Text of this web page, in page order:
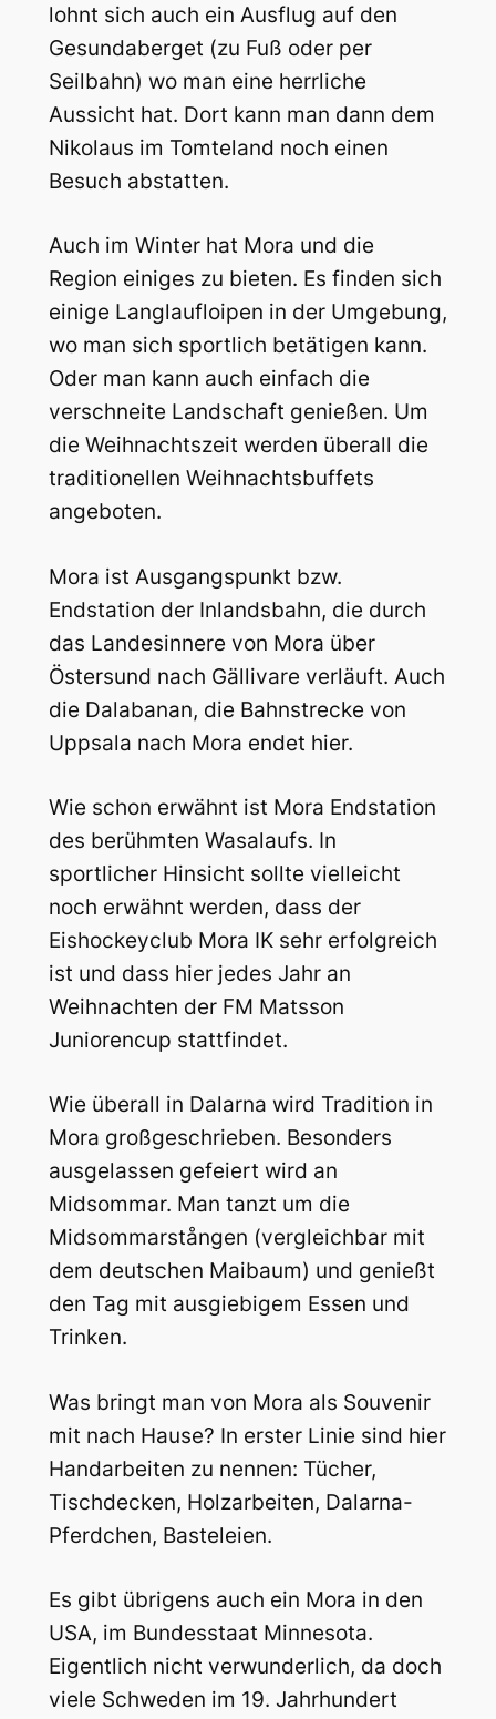
lohnt sich auch ein Ausflug auf den
Gesundaberget (zu Fuß oder per
Seilbahn) wo man eine herrliche
Aussicht hat. Dort kann man dann dem
Nikolaus im Tomteland noch einen
Besuch abstatten.
Auch im Winter hat Mora und die
Region einiges zu bieten. Es finden sich
einige Langlaufloipen in der Umgebung,
wo man sich sportlich betätigen kann.
Oder man kann auch einfach die
verschneite Landschaft genießen. Um
die Weihnachtszeit werden überall die
traditionellen Weihnachtsbuffets
angeboten.
Mora ist Ausgangspunkt bzw.
Endstation der Inlandsbahn, die durch
das Landesinnere von Mora über
Östersund nach Gällivare verläuft. Auch
die Dalabanan, die Bahnstrecke von
Uppsala nach Mora endet hier.
Wie schon erwähnt ist Mora Endstation
des berühmten Wasalaufs. In
sportlicher Hinsicht sollte vielleicht
noch erwähnt werden, dass der
Eishockeyclub Mora IK sehr erfolgreich
ist und dass hier jedes Jahr an
Weihnachten der FM Matsson
Juniorencup stattfindet.
Wie überall in Dalarna wird Tradition in
Mora großgeschrieben. Besonders
ausgelassen gefeiert wird an
Midsommar. Man tanzt um die
Midsommarstången (vergleichbar mit
dem deutschen Maibaum) und genießt
den Tag mit ausgiebigem Essen und
Trinken.
Was bringt man von Mora als Souvenir
mit nach Hause? In erster Linie sind hier
Handarbeiten zu nennen: Tücher,
Tischdecken, Holzarbeiten, Dalarna-
Pferdchen, Basteleien.
Es gibt übrigens auch ein Mora in den
USA, im Bundesstaat Minnesota.
Eigentlich nicht verwunderlich, da doch
viele Schweden im 19. Jahrhundert